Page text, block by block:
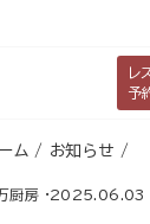
レ
予
ム / お知らせ /
厨房 ·2025.06.03